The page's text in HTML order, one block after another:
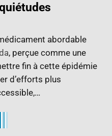
abordable
, perçue comme une
fin à cette épidémie
d’efforts plus